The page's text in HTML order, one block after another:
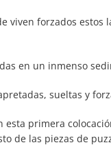
viven forzados estos
en un inmenso
sueltas y
esta primera
de las piezas de